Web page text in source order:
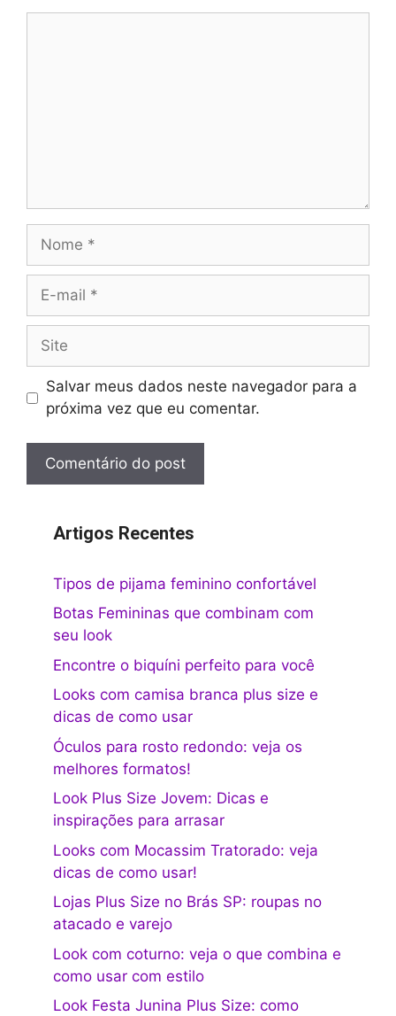
Nome
Site
Salvar meus dados neste navegador para a
próxima vez que eu comentar.
Artigos Recentes
Tipos de pijama feminino confortável
Botas Femininas que combinam com
seu look
Encontre o biquíni perfeito para você
Looks com camisa branca plus size e
dicas de como usar
Óculos para rosto redondo: veja os
melhores formatos!
Look Plus Size Jovem: Dicas e
inspirações para arrasar
Looks com Mocassim Tratorado: veja
dicas de como usar!
Lojas Plus Size no Brás SP: roupas no
atacado e varejo
Look com coturno: veja o que combina e
como usar com estilo
Look Festa Junina Plus Size: como